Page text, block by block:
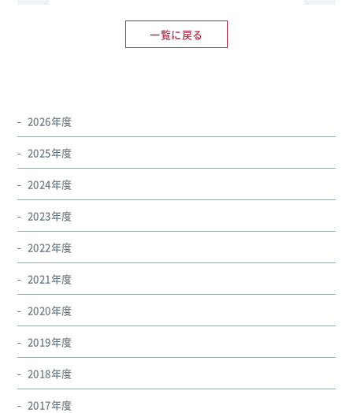
一覧に戻る
2026年度
2025年度
2024年度
2023年度
2022年度
2021年度
2020年度
2019年度
2018年度
2017年度